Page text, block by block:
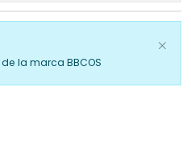
la marca BBCOS